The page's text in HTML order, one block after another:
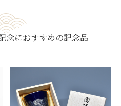
念におすすめの記念品